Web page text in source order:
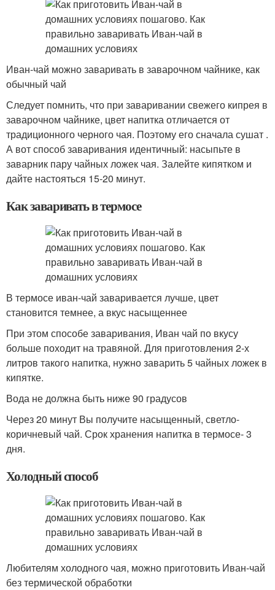
Иван-чай можно заваривать в заварочном чайнике, как
обычный чай
Следует помнить, что при заваривании свежего кипрея в
заварочном чайнике, цвет напитка отличается от
традиционного черного чая. Поэтому его сначала сушат .
А вот способ заваривания идентичный: насыпьте в
заварник пару чайных ложек чая. Залейте кипятком и
дайте настояться 15-20 минут.
Как заваривать в термосе
В термосе иван-чай заваривается лучше, цвет
становится темнее, а вкус насыщеннее
При этом способе заваривания, Иван чай по вкусу
больше походит на травяной. Для приготовления 2-х
литров такого напитка, нужно заварить 5 чайных ложек в
кипятке.
Вода не должна быть ниже 90 градусов
Через 20 минут Вы получите насыщенный, светло-
коричневый чай. Срок хранения напитка в термосе- 3
дня.
Холодный способ
Любителям холодного чая, можно приготовить Иван-чай
без термической обработки